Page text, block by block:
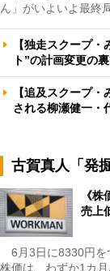
ん」がいよいよ最終
【独走スクープ
ト”の計画変更の
【追及スクープ
される柳瀬健一・
古賀真人「発
《
売上
6月3日に8330円を
株価は、わずか1カ